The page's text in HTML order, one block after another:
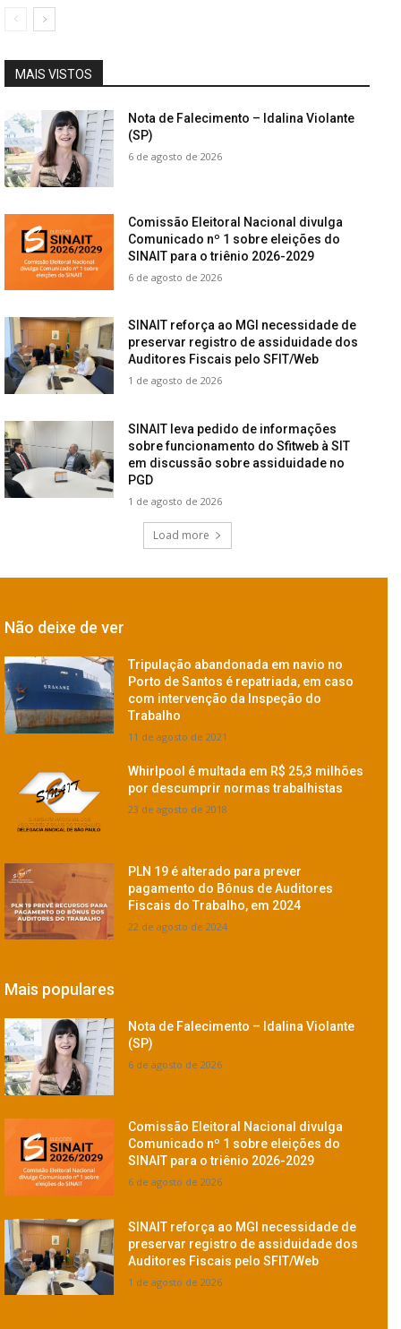
MAIS VISTOS
Nota de Falecimento – Idalina Violante
(SP)
6 de agosto de 2026
Comissão Eleitoral Nacional divulga
Comunicado nº 1 sobre eleições do
SINAIT para o triênio 2026-2029
6 de agosto de 2026
SINAIT reforça ao MGI necessidade de
preservar registro de assiduidade dos
Auditores Fiscais pelo SFIT/Web
1 de agosto de 2026
SINAIT leva pedido de informações
sobre funcionamento do Sfitweb à SIT
em discussão sobre assiduidade no
PGD
1 de agosto de 2026
Load more
Não deixe de ver
Tripulação abandonada em navio no
Porto de Santos é repatriada, em caso
com intervenção da Inspeção do
Trabalho
11 de agosto de 2021
Whirlpool é multada em R$ 25,3 milhões
por descumprir normas trabalhistas
23 de agosto de 2018
PLN 19 é alterado para prever
pagamento do Bônus de Auditores
Fiscais do Trabalho, em 2024
22 de agosto de 2024
Mais populares
Nota de Falecimento – Idalina Violante
(SP)
6 de agosto de 2026
Comissão Eleitoral Nacional divulga
Comunicado nº 1 sobre eleições do
SINAIT para o triênio 2026-2029
6 de agosto de 2026
SINAIT reforça ao MGI necessidade de
preservar registro de assiduidade dos
Auditores Fiscais pelo SFIT/Web
1 de agosto de 2026